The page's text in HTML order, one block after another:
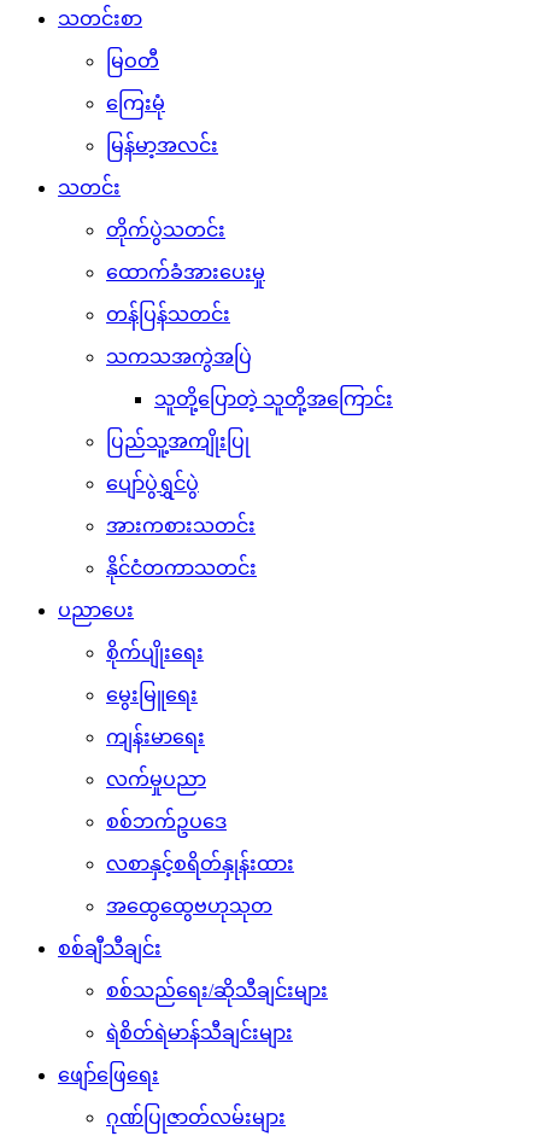
သတင်းစာ
မြဝတီ
ကြေးမုံ
မြန်မာ့အလင်း
သတင်း
တိုက်ပွဲသတင်း
ထောက်ခံအားပေးမှု
တန်ပြန်သတင်း
သကသအကွဲအပြဲ
သူတို့ပြောတဲ့ သူတို့အကြောင်း
ပြည်သူ့အကျိုးပြု
ပျော်ပွဲရွှင်ပွဲ
အားကစားသတင်း
နိုင်ငံတကာသတင်း
ပညာပေး
စိုက်ပျိုးရေး
မွေးမြူရေး
ကျန်းမာရေး
လက်မှုပညာ
စစ်ဘက်ဥပဒေ
လစာနှင့်စရိတ်နှုန်းထား
အထွေထွေဗဟုသုတ
စစ်ချီသီချင်း
စစ်သည်ရေး/ဆိုသီချင်းများ
ရဲစိတ်ရဲမာန်သီချင်းများ
ဖျော်ဖြေရေး
ဂုဏ်ပြုဇာတ်လမ်းများ